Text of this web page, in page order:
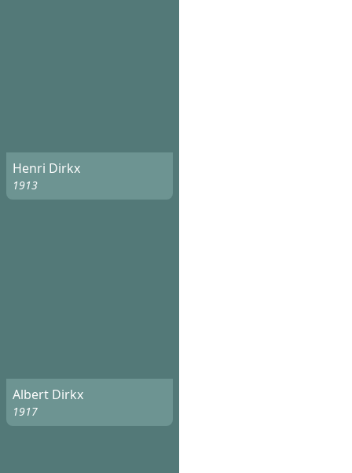
Henri Dirkx
1913
Albert Dirkx
1917